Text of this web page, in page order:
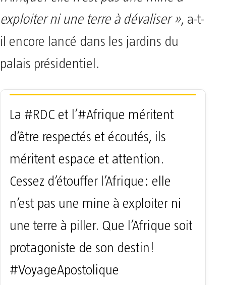
exploiter ni une terre à dévaliser », a-t-
il encore lancé dans les jardins du
palais présidentiel.
La #RDC et l’#Afrique méritent
d’être respectés et écoutés, ils
méritent espace et attention.
Cessez d’étouffer l’Afrique: elle
n’est pas une mine à exploiter ni
une terre à piller. Que l’Afrique soit
protagoniste de son destin!
#VoyageApostolique